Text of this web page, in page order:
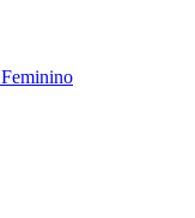
Feminino